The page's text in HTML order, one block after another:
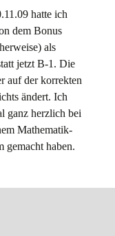
hatte ich
dem Bonus
als
jetzt B-1. Die
auf der korrekten
ändert. Ich
ganz herzlich bei
Mathematik-
gemacht haben.